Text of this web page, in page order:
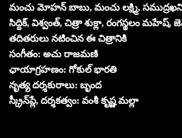
మంచు మోహన్ బాబు, మంచు లక్ష్మి,
సిద్దిక్, విశ్వంత్, చిత్రా శుక్లా, రంగస్థలం మహేష్,
తదితరులు నటించిన ఈ చిత్రానికి
సంగీతం: అచు రాజమణి
ఛాయాగ్రహణం: గోకుల్ భారతి
నృత్య దర్శకురాలు: బృంద
స్క్రీన్‌ప్లే, దర్శకత్వం: వంశీ కృష్ణ మల్లా